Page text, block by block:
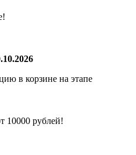
в корзине на этапе
10000 рублей!